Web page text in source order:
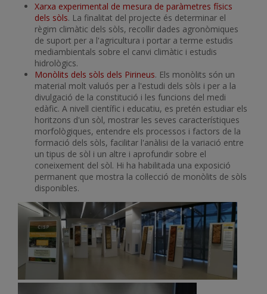
Xarxa experimental de mesura de paràmetres físics
dels sòls. La finalitat del projecte és determinar el
règim climàtic dels sòls, recollir dades agronòmiques
de suport per a l'agricultura i portar a terme estudis
mediambientals sobre el canvi climàtic i estudis
hidrològics.
Monòlits dels sòls dels Pirineus. Els monòlits són un
material molt valuós per a l'estudi dels sòls i per a la
divulgació de la constitució i les funcions del medi
edàfic. A nivell científic i educatiu, es pretén estudiar els
horitzons d'un sòl, mostrar les seves característiques
morfològiques, entendre els processos i factors de la
formació dels sòls, facilitar l'anàlisi de la variació entre
un tipus de sòl i un altre i aprofundir sobre el
coneixement del sòl. Hi ha habilitada una exposició
permanent que mostra la col·lecció de monòlits de sòls
disponibles.